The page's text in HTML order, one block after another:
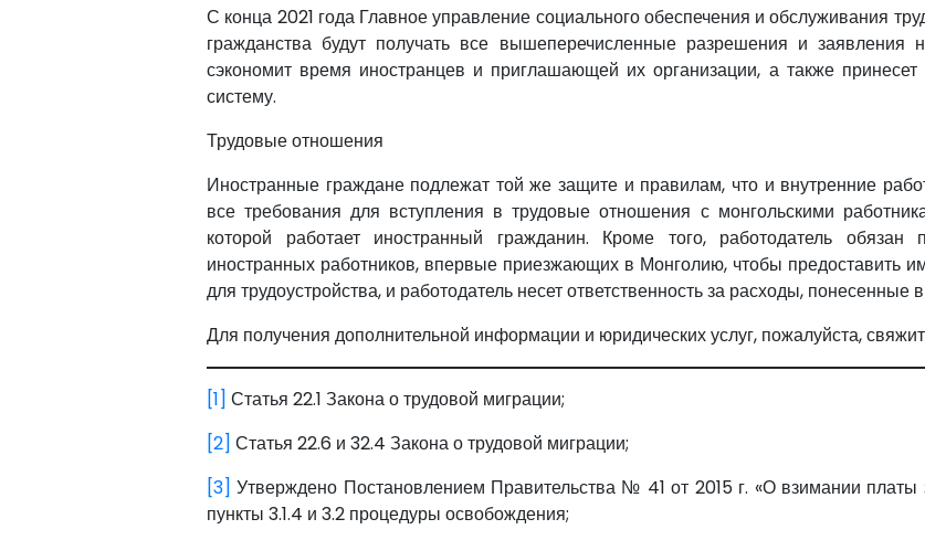
С конца 2021 года Главное управление социального обеспечения и обслуживания
гражданства будут получать все вышеперечисленные разрешения и
сэкономит время иностранцев и приглашающей их организации, а также
систему.
Трудовые отношения
Иностранные граждане подлежат той же защите и правилам, что и внутренние
все требования для вступления в трудовые отношения с монгольскими
которой работает иностранный гражданин. Кроме того, работодатель обязан
иностранных работников, впервые приезжающих в Монголию, чтобы предоставить
для трудоустройства, и работодатель несет ответственность за расходы, понесенные
Для получения дополнительной информации и юридических услуг, пожалуйста,
[1] Статья 22.1 Закона о трудовой миграции;
[2] Статья 22.6 и 32.4 Закона о трудовой миграции;
[3] Утверждено Постановлением Правительства № 41 от 2015 г. «О взимании платы
пункты 3.1.4 и 3.2 процедуры освобождения;